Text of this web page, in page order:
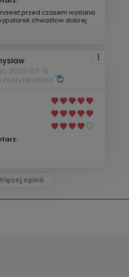
przed czasem wyslana
chwastow dobrej
2026-07-16
zweryfikowana
opinii